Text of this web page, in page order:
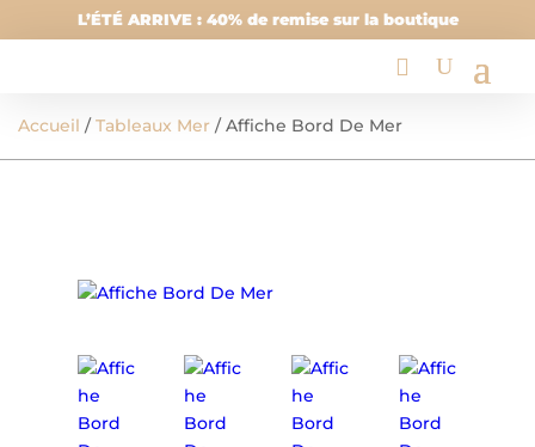
L’ÉTÉ ARRIVE : 40% de remise sur la boutique
Accueil /Tableaux Mer / Affiche Bord De Mer